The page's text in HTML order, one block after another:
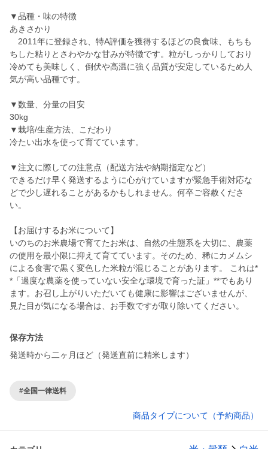
▼品種・味の特徴
あきさかり
2011年に登録され、特A評価を獲得するほどの良食味、もちも
ちした粘りとさわやかな甘みが特徴です。粒がしっかりしており
冷めても美味しく、倒伏や高温に強く品質が安定しているため人
気が高い品種です。
▼数量、分量の目安
30kg
▼栽培/生産方法、こだわり
冷たい出水を使って育てています。
▼注文に際しての注意点（配送方法や納期指定など）
できるだけ早く発送するように心がけていますが緊急手術対応な
どで少し遅れることがあるかもしれません。何卒ご容赦くださ
い。
【お届けするお米について】
いのちのお米農場で育てたお米は、自然の生態系を大切に、農薬
の使用を最小限に抑えて育てています。そのため、稀にカメムシ
による食害で黒く変色した米粒が混じることがあります。 これは*
*「過度な農薬を使っていない安全な環境で育った証」**でもあり
ます。お召し上がりいただいても健康に影響はございませんが、
保存方法
発送時から二ヶ月ほど（発送直前に精米します）
#全国一律送料
商品タイプについて（予約商品）